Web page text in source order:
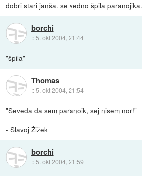
dobri stari janša. se vedno špila paranojika.
borchi
:: 5. okt 2004, 21:44
"špila"
Thomas
::5. okt 2004, 21:54
"Seveda da sem paranoik, sej nisem nor!"
- Slavoj Žižek
borchi
:: 5. okt 2004, 21:59